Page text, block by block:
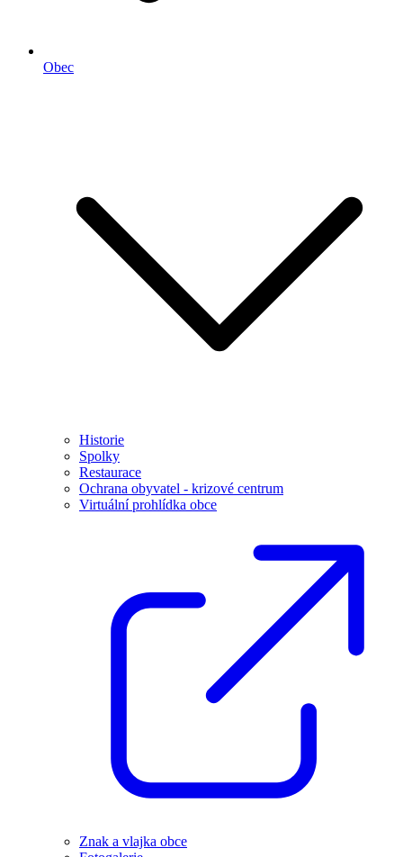
Obec
Historie
Spolky
Restaurace
Ochrana obyvatel - krizové centrum
Virtuální prohlídka obce
Znak a vlajka obce